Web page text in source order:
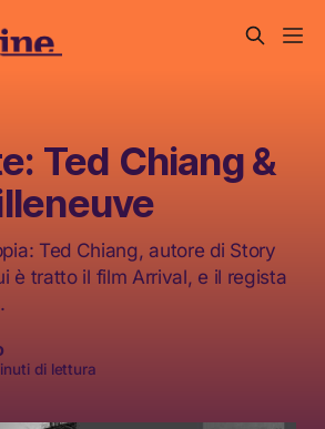
Ted Chiang &
Ted Chiang, autore di Story
è tratto il film Arrival, e il regista
di lettura